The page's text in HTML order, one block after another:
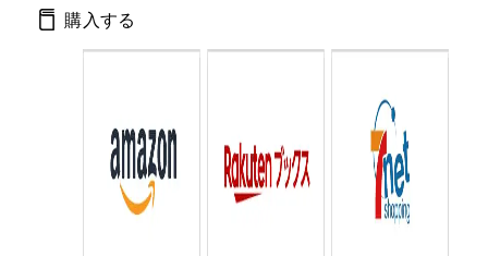
購入する